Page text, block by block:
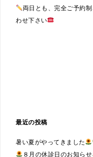
両日とも、完全ご予約
わせ下さい
最近の投稿
暑い夏がやってきました
８月の休診日のお知らせ